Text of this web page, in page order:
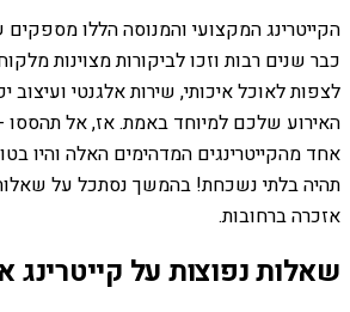
הקייטרינג המקצועי והמנוסה הללו מספקים
כבר שנים רבות וזכו לביקורות מצוינות
לצפות לאוכל איכותי, שירות אלגנטי
האירוע שלכם למיוחד באמת. אז, אל תהססו -
אחד מהקייטרינגים המדהימים האלה והיו
תהיה בלתי נשכחת! בהמשך נסתכל על שאלות
אזכרה ברחובות.
שאלות נפוצות על קייטרינג